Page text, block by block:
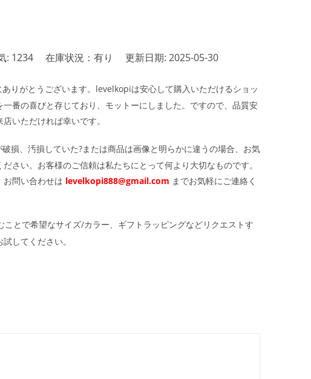
: 1234 在庫状況：有り 更新日期: 2025-05-30
りがとうございます。levelkopiは安心して購入いただけるショッ
番の喜びと存じており、モットーにしました。ですので、品質安
いただければ幸いです。
損、汚損していた?または商品は画像と明らかに違うの場合、お気
さい。お客様のご信頼は私たちにとって何より大切なものです。
お問い合わせは levelkopi888@gmail.com までお気軽にご連絡く
ことで希望なサイズ/カラー、ギフトラッピングなどリクエストす
してください。